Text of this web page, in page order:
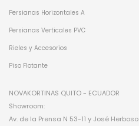
Persianas Horizontales A
Persianas Verticales PVC
Rieles y Accesorios
Piso Flotante
NOVAKORTINAS QUITO - ECUADOR
Showroom:
Av. de la Prensa N 53-11 y José Herboso